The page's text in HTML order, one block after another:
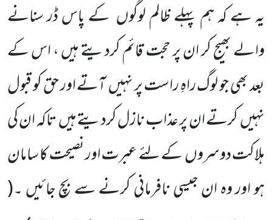
یہ ہے کہ ہم پہلے ظالم لوگوں کے پاس ڈر سنانے
والے بھیج کر ان پر حجت قائم کردیتے ہیں ، اس کے
بعد بھی جو لوگ راہِ راست پر نہیں آتے اور حق کو قبول
نہیں کرتے ان پر عذاب نازل کردیتے ہیں تاکہ ان کی
ہلاکت دوسروں کے لئے عبرت اور نصیحت کا سامان
ہو اور وہ ان جیسی نافرمانی کرنے سے بچ جائیں ۔(